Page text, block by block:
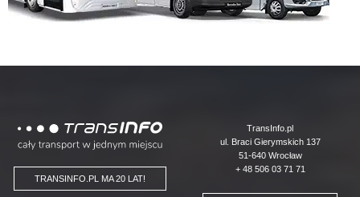
Logo
TRANSINFO.PL MA 20 LAT!
TransInfo.pl
ul. Braci Gierymskich 137
51-640 Wrocław
+ 48 506 03 71 71